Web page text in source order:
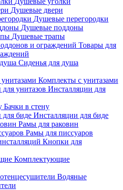
Душевые двери
Душевые перегородки
Душевые поддоны
Душевые трапы
Товары для
Сиденья для душа
Комплекты с унитазами
Инсталляции для
Бачки в стену
Инсталляции для биде
Рамы для раковин
Рамы для писсуаров
Кнопки для
Комплектующие
Водяные